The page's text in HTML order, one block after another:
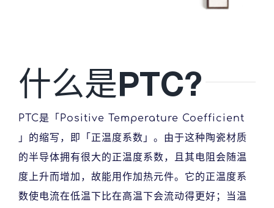
什么是PTC?
PTC是「Positive Temperature Coefficient
」的缩写，即「正温度系数」。由于这种陶瓷材质
的半导体拥有很大的正温度系数，且其电阻会随温
度上升而增加，故能用作加热元件。它的正温度系
数使电流在低温下比在高温下会流动得更好；当温